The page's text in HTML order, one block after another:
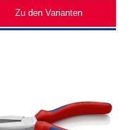
Zu den Varianten